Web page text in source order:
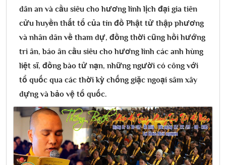
dân an và cầu siêu cho hương linh lịch đại gia tiên
cửu huyền thất tổ của tín đồ Phật tử thập phương
và nhân dân về tham dự, đồng thời cũng hồi hướng
tri ân, báo ân cầu siêu cho hương linh các anh hùng
liệt sĩ, đồng bào tử nạn, những người có công với
tổ quốc qua các thời kỳ chống giặc ngoại sâm xây
dựng và bảo vệ tổ quốc.